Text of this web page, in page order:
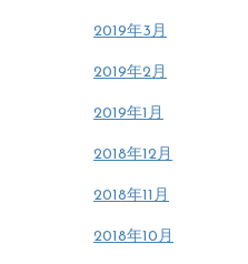
2019年3月
2019年2月
2019年1月
2018年12月
2018年11月
2018年10月